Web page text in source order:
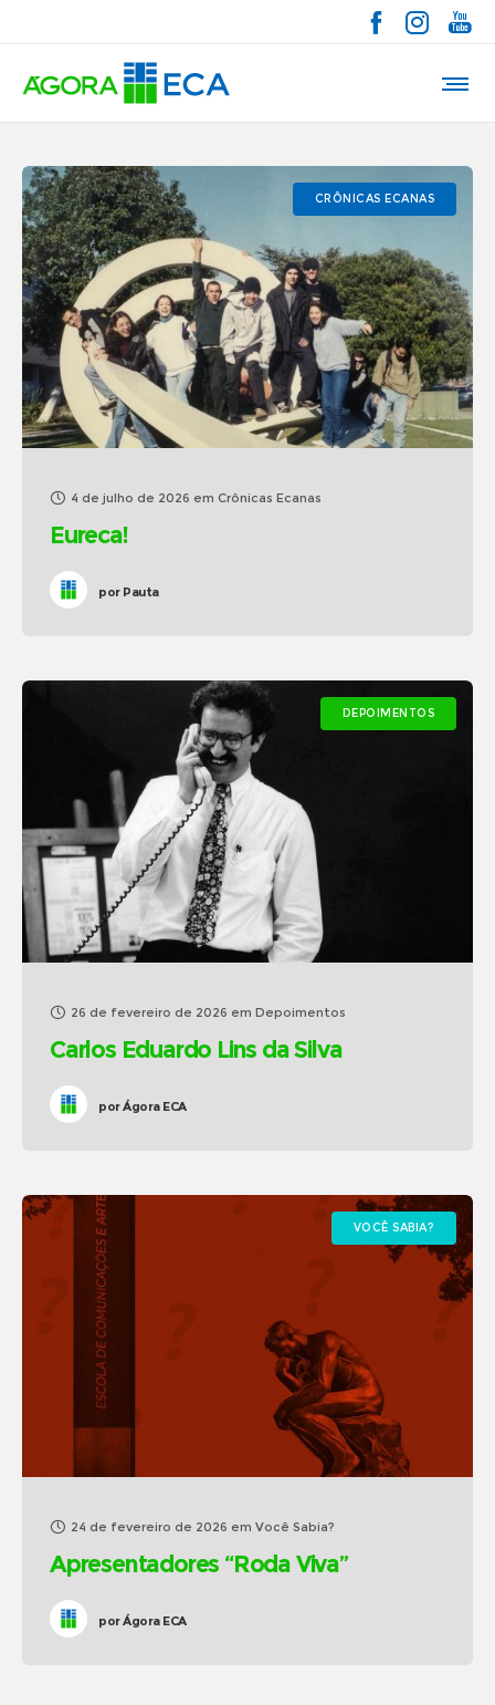
CRÔNICAS ECANAS
4 de julho de 2026 em Crônicas Ecanas
Eureca!
porPauta
DEPOIMENTOS
26 de fevereiro de 2026 em Depoimentos
Carlos Eduardo Lins da Silva
porÁgora ECA
VOCÊ SABIA?
24 de fevereiro de 2026 em Você Sabia?
Apresentadores “Roda Viva”
porÁgora ECA